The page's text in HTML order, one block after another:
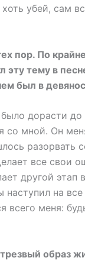
убей, сам
пор. По
эту тему в
был в
дорасти
со мной. Он
разорвать
все свои
другой
наступил на
всего меня:
образ